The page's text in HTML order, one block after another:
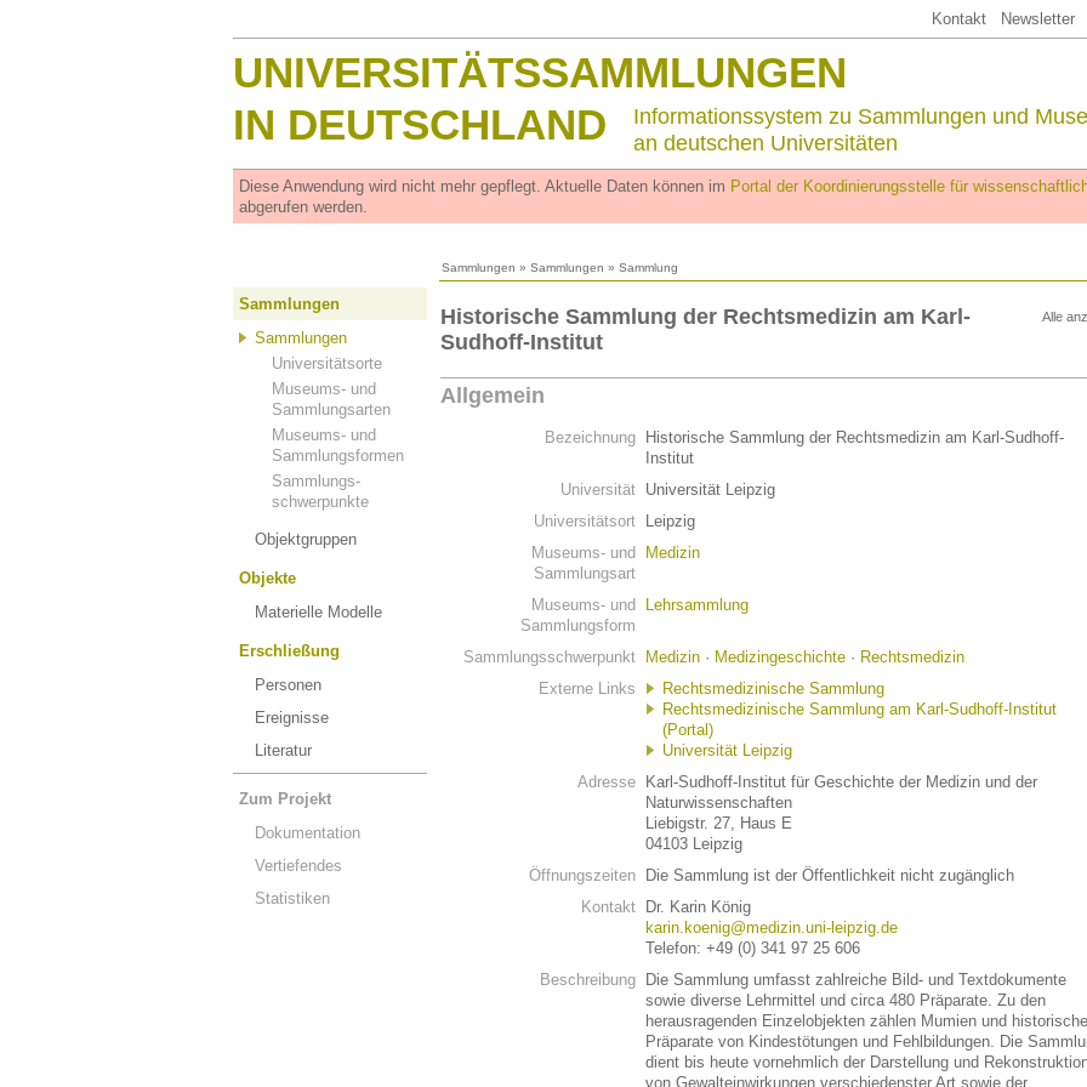
Kontakt Newsletter
UNIVERSITÄTSSAMMLUNGEN
IN DEUTSCHLAND
Informationssystem zu Sammlungen und
an deutschen Universitäten
Diese Anwendung wird nicht mehr gepflegt. Aktuelle Daten können im Portal der Koordinierungsstelle für
abgerufen werden.
Sammlungen » Sammlungen » Sammlung
Sammlungen
Sammlungen
Universitätsorte
Museums- und
Sammlungsarten
Museums- und
Sammlungsformen
Sammlungs-
schwerpunkte
Objektgruppen
Objekte
Materielle Modelle
Erschließung
Personen
Ereignisse
Literatur
Zum Projekt
Dokumentation
Vertiefendes
Statistiken
Alle
Historische Sammlung der Rechtsmedizin am Karl-
Sudhoff-Institut
Allgemein
Bezeichnung
Historische Sammlung der Rechtsmedizin am Karl-Sudhoff-
Institut
Universität Universität Leipzig
Universitätsort
Leipzig
Museums- und
Sammlungsart
Medizin
Museums- und
Sammlungsform
Lehrsammlung
Sammlungsschwerpunkt Medizin · Medizingeschichte · Rechtsmedizin
Externe Links
Rechtsmedizinische Sammlung
Rechtsmedizinische Sammlung am Karl-Sudhoff-Institut
(Portal)
Universität Leipzig
Adresse
Karl-Sudhoff-Institut für Geschichte der Medizin und der
Naturwissenschaften
Liebigstr. 27, Haus E
04103 Leipzig
Öffnungszeiten
Die Sammlung ist der Öffentlichkeit nicht zugänglich
Kontakt
Dr. Karin König
karin.koenig@medizin.uni-leipzig.de
Telefon: +49 (0) 341 97 25 606
Beschreibung
Die Sammlung umfasst zahlreiche Bild- und Textdokumente
sowie diverse Lehrmittel und circa 480 Präparate. Zu den
herausragenden Einzelobjekten zählen Mumien und historische
Präparate von Kindestötungen und Fehlbildungen. Die
dient bis heute vornehmlich der Darstellung und
von Gewalteinwirkungen verschiedenster Art sowie der